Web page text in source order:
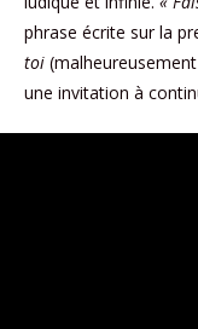
phrase écrite sur la
toi
une invitation à